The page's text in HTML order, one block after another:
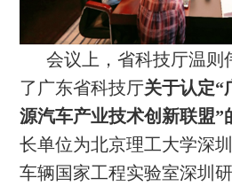
会议上，省科技厅温则
了广东省科技厅关于认定“
源汽车产业技术创新联盟”
长单位为北京理工大学深
车辆国家工程实验室深圳